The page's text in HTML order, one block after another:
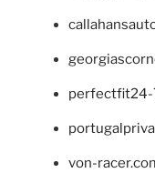
perfectfit24-
von-